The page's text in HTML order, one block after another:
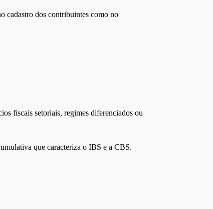
cadastro dos contribuintes como no
fiscais setoriais, regimes diferenciados ou
que caracteriza o IBS e a CBS.